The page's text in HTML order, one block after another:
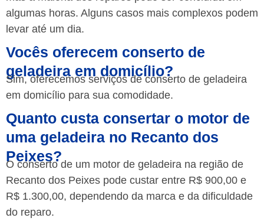
algumas horas. Alguns casos mais complexos podem
levar até um dia.
Vocês oferecem conserto de
geladeira em domicílio?
Sim, oferecemos serviços de conserto de geladeira
em domicílio para sua comodidade.
Quanto custa consertar o motor de
uma geladeira no Recanto dos
Peixes?
O conserto de um motor de geladeira na região de
Recanto dos Peixes pode custar entre R$ 900,00 e
R$ 1.300,00, dependendo da marca e da dificuldade
do reparo.